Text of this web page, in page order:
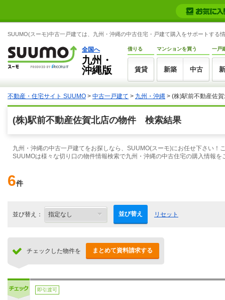
SUUMO(スーモ)中古一戸建ては、九州・沖縄の中古住宅・戸建て購入をサポートする
全国へ
九州・
沖縄版
借りる
賃貸
マンションを買う
新築 中古
一戸
不動産・住宅サイト SUUMO > 中古一戸建て > 九州・沖縄 > (株)駅前不動産佐
(株)駅前不動産佐賀北店の物件 検索結果
九州・沖縄の中古一戸建てをお探しなら、SUUMO(スーモ)にお任せ下さい
SUUMOは様々な切り口の物件情報検索で九州・沖縄の中古住宅の購入情報を
6件
並び替え： 並び替え リセット
チェックした物件を まとめて資料請求する
即引渡可